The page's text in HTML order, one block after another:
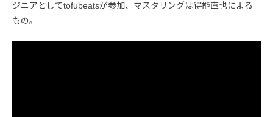
ジニアとしてtofubeatsが参加、マスタリングは得能直也による
もの。